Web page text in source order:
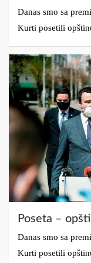
Danas smo sa
Kurti posetili
Poseta –
Danas smo sa
Kurti posetili